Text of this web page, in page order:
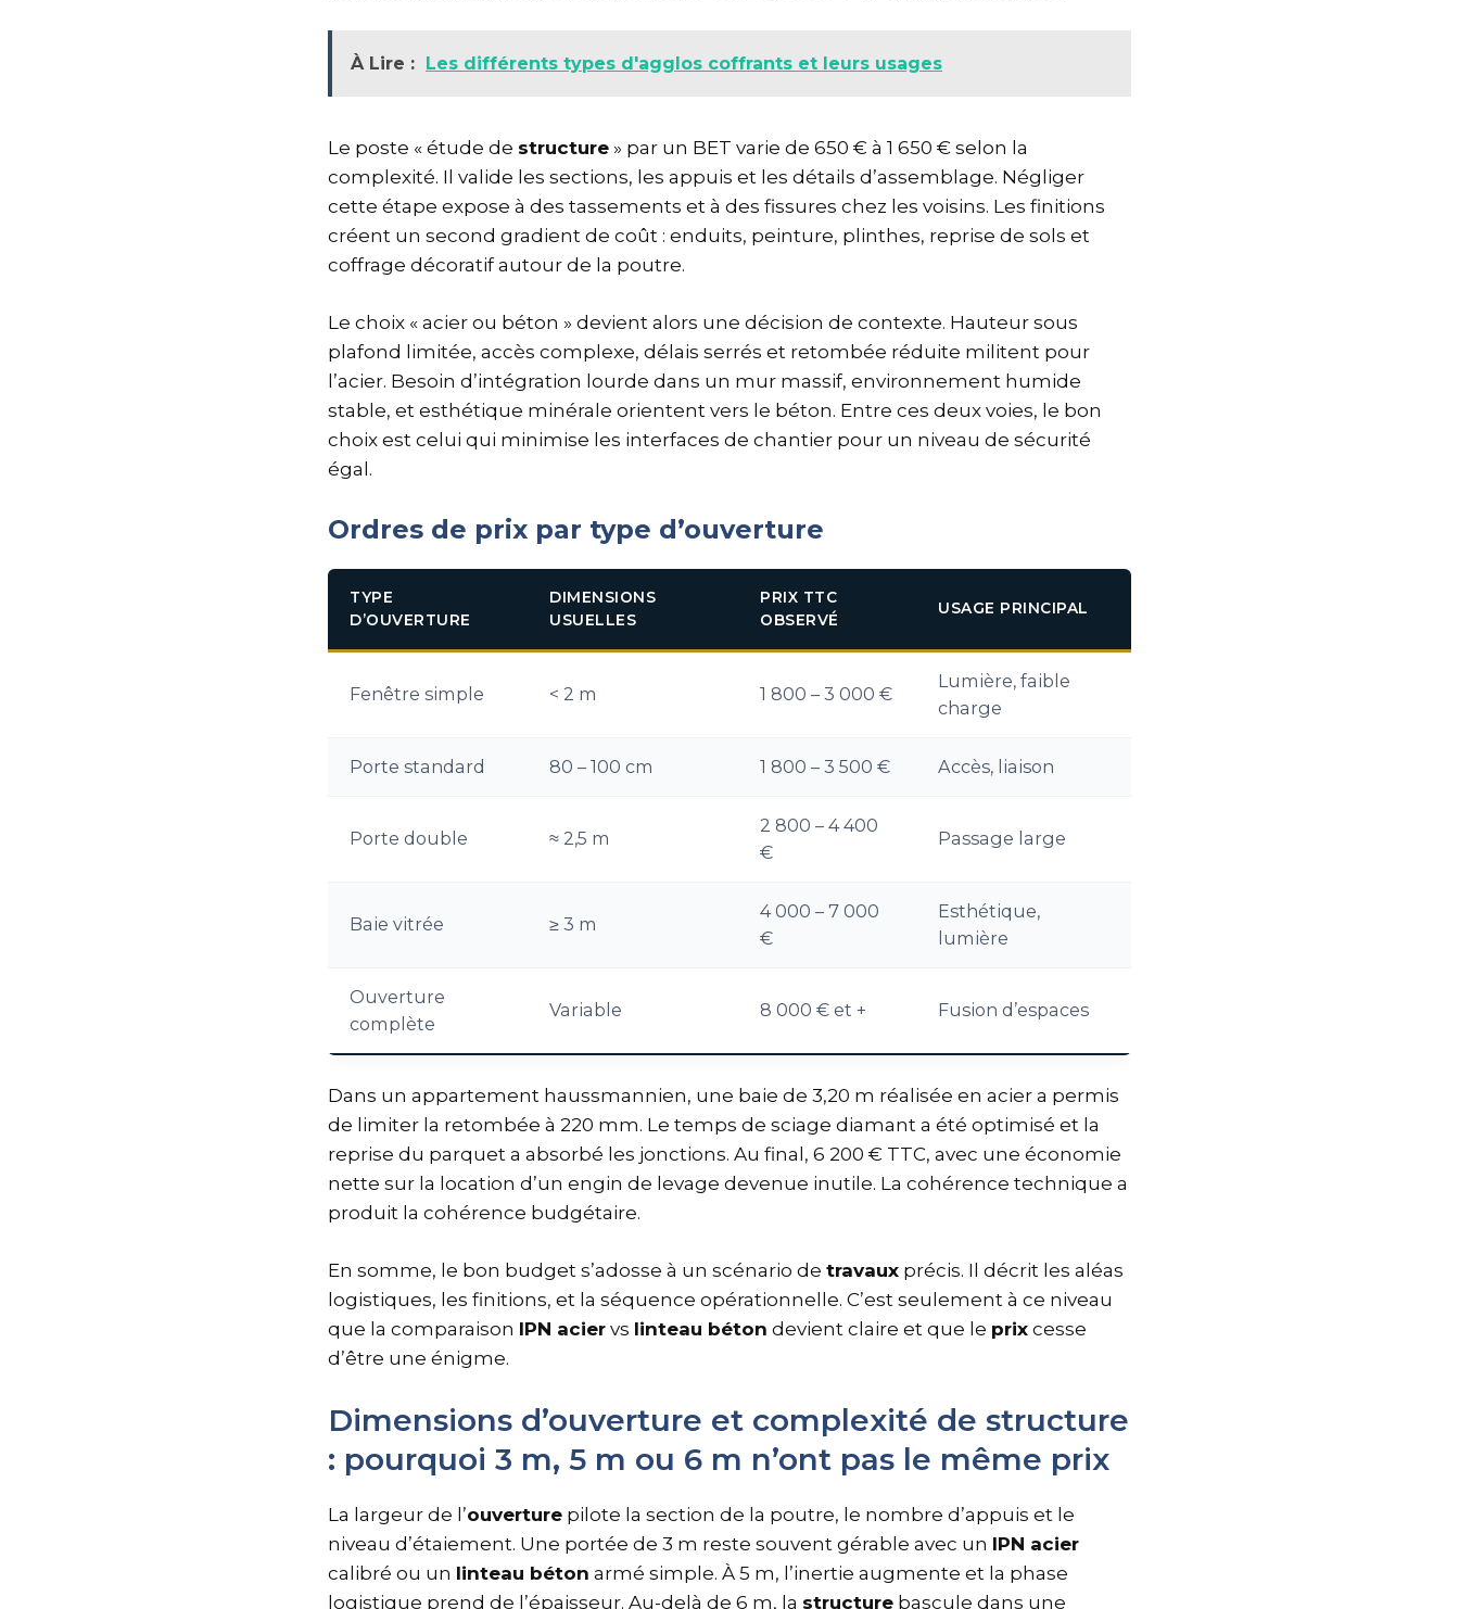
À Lire : Les différents types d'agglos coffrants et leurs usages
Le poste « étude de structure » par un BET varie de 650 € à 1 650 € selon la
complexité. Il valide les sections, les appuis et les détails d’assemblage. Négliger
cette étape expose à des tassements et à des fissures chez les voisins. Les finitions
créent un second gradient de coût : enduits, peinture, plinthes, reprise de sols et
coffrage décoratif autour de la poutre.
Le choix « acier ou béton » devient alors une décision de contexte. Hauteur sous
plafond limitée, accès complexe, délais serrés et retombée réduite militent pour
l’acier. Besoin d’intégration lourde dans un mur massif, environnement humide
stable, et esthétique minérale orientent vers le béton. Entre ces deux voies, le bon
choix est celui qui minimise les interfaces de chantier pour un niveau de sécurité
égal.
Ordres de prix par type d’ouverture
TYPE
D’OUVERTURE
DIMENSIONS
USUELLES
PRIX TTC
OBSERVÉ
USAGE PRINCIPAL
Fenêtre simple < 2 m 1 800 – 3 000 €
Lumière, faible
charge
Porte standard 80 – 100 cm 1 800 – 3 500 € Accès, liaison
Porte double ≈ 2,5 m
2 800 – 4 400
€
Passage large
Baie vitrée ≥ 3 m
4 000 – 7 000
€
Esthétique,
lumière
Ouverture
complète
Variable 8 000 € et + Fusion d’espaces
Dans un appartement haussmannien, une baie de 3,20 m réalisée en acier a permis
de limiter la retombée à 220 mm. Le temps de sciage diamant a été optimisé et la
reprise du parquet a absorbé les jonctions. Au final, 6 200 € TTC, avec une économie
nette sur la location d’un engin de levage devenue inutile. La cohérence technique a
produit la cohérence budgétaire.
En somme, le bon budget s’adosse à un scénario de travaux précis. Il décrit les aléas
logistiques, les finitions, et la séquence opérationnelle. C’est seulement à ce niveau
que la comparaison IPN acier vs linteau béton devient claire et que le prix cesse
d’être une énigme.
Dimensions d’ouverture et complexité de structure
: pourquoi 3 m, 5 m ou 6 m n’ont pas le même prix
La largeur de l’ouverture pilote la section de la poutre, le nombre d’appuis et le
niveau d’étaiement. Une portée de 3 m reste souvent gérable avec un IPN acier
calibré ou un linteau béton armé simple. À 5 m, l’inertie augmente et la phase
logistique prend de l’épaisseur. Au-delà de 6 m, la structure bascule dans une